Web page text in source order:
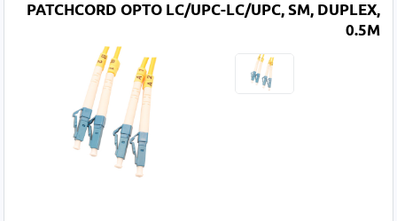
PATCHCORD OPTO LC/UPC-LC/UPC, SM, DUPLEX,
0.5M